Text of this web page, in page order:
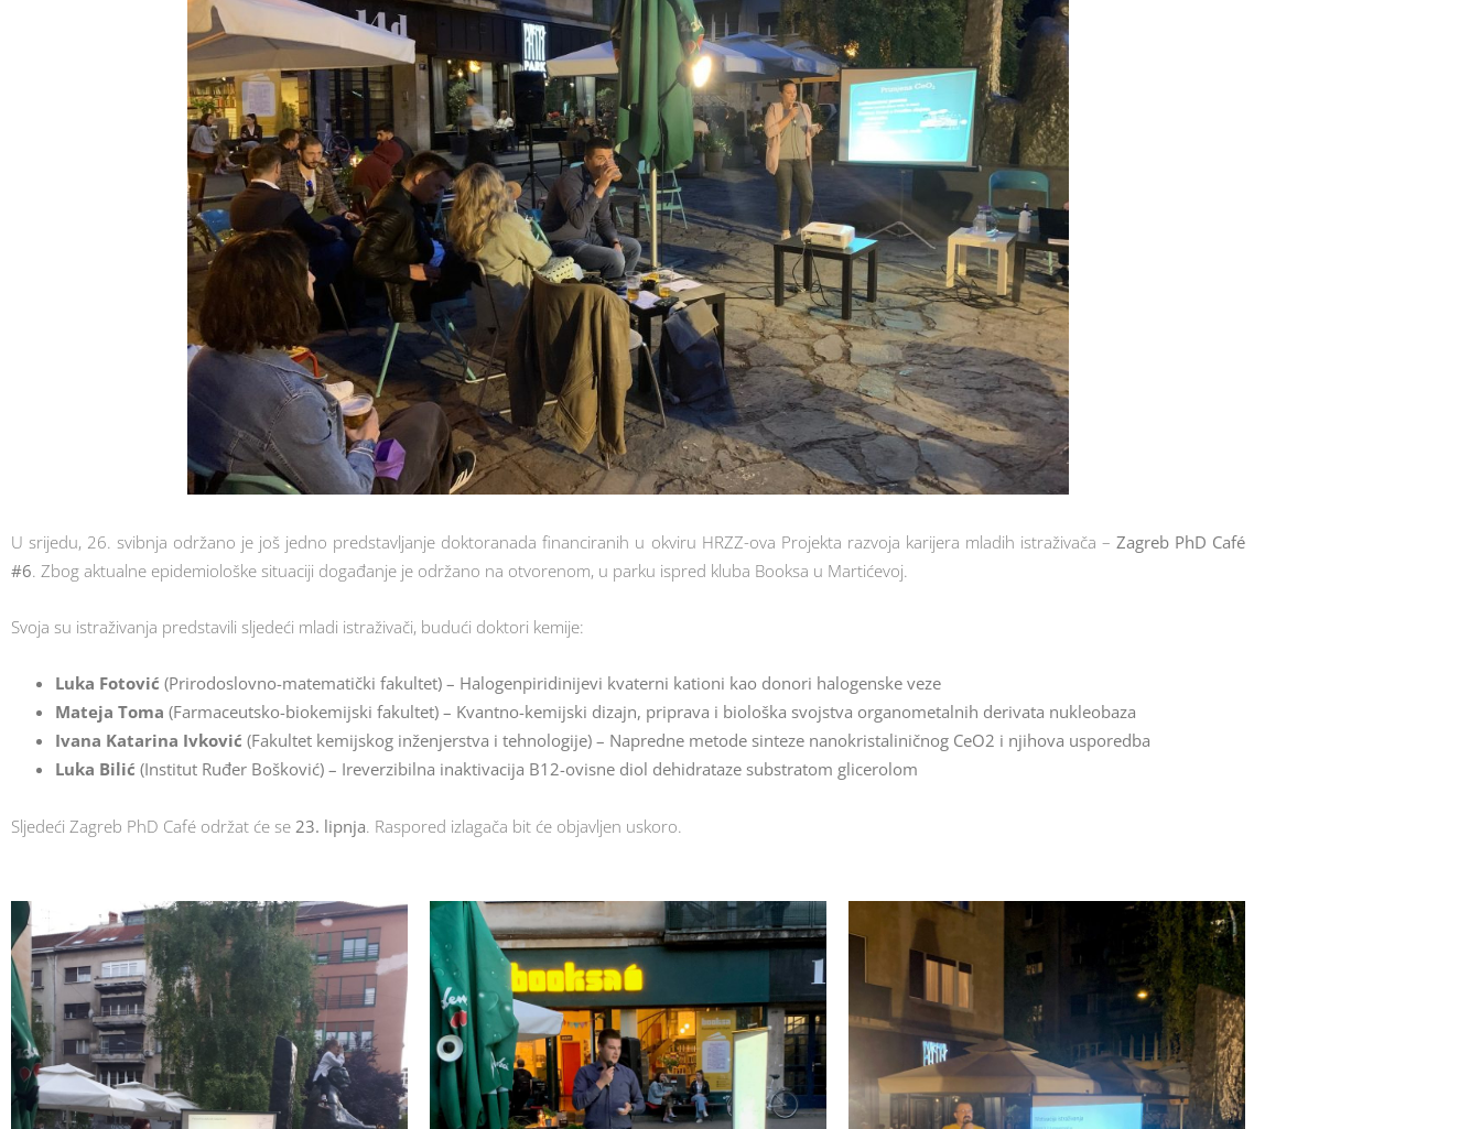
U srijedu, 26. svibnja održano je još jedno predstavljanje doktoranada financiranih u okviru HRZZ-ova Projekta razvoja karijera mladih istraživača – Zagreb PhD Café
#6. Zbog aktualne epidemiološke situaciji događanje je održano na otvorenom, u parku ispred kluba Booksa u Martićevoj.
Svoja su istraživanja predstavili sljedeći mladi istraživači, budući doktori kemije:
Luka Fotović (Prirodoslovno-matematički fakultet) – Halogenpiridinijevi kvaterni kationi kao donori halogenske veze
Mateja Toma (Farmaceutsko-biokemijski fakultet) – Kvantno-kemijski dizajn, priprava i biološka svojstva organometalnih derivata nukleobaza
Ivana Katarina Ivković (Fakultet kemijskog inženjerstva i tehnologije) – Napredne metode sinteze nanokristaliničnog CeO2 i njihova usporedba
Luka Bilić (Institut Ruđer Bošković) – Ireverzibilna inaktivacija B12-ovisne diol dehidrataze substratom glicerolom
Sljedeći Zagreb PhD Café održat će se 23. lipnja. Raspored izlagača bit će objavljen uskoro.